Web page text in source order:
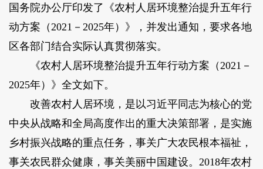
国务院办公厅印发了《农村人居环境整治提升五年行
动方案（2021－2025年）》，并发出通知，要求各地
区各部门结合实际认真贯彻落实。
《农村人居环境整治提升五年行动方案（2021－
2025年）》全文如下。
改善农村人居环境，是以习近平同志为核心的党
中央从战略和全局高度作出的重大决策部署，是实施
乡村振兴战略的重点任务，事关广大农民根本福祉，
事关农民群众健康，事关美丽中国建设。2018年农村